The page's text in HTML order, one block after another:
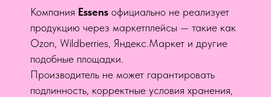
Компания Essens официально не реализует
продукцию через маркетплейсы — такие как
Ozon, Wildberries, Яндекс.Маркет и другие
подобные площадки.
Производитель не может гарантировать
подлинность, корректные условия хранения,